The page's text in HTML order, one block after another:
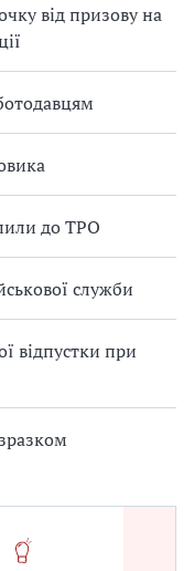
від призову на
до ТРО
служби
відпустки при